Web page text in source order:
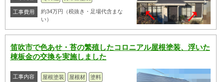
工事費用
約34万円（税抜き・足場代含まな
い）
笛吹市で色あせ・苔の繁殖したコロニアル屋根塗装、浮いた
棟板金の交換を実施しました
工事内容 屋根塗装 屋根材 塗料